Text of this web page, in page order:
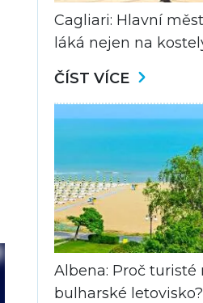
Cagliari: Hlavní
láká nejen na
ČÍST VÍCE
Albena: Proč
bulharské letovisko?